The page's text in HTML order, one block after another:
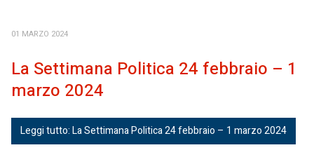
01 MARZO 2024
La Settimana Politica 24 febbraio – 1
marzo 2024
Leggi tutto: La Settimana Politica 24 febbraio – 1 marzo 2024